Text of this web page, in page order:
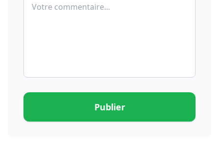
Publier